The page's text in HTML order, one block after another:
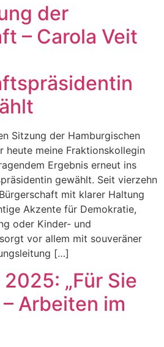
der
– Carola Veit
Sitzung der Hamburgischen
heute meine Fraktionskollegin
Ergebnis erneut ins
gewählt. Seit vierzehn
mit klarer Haltung
Akzente für Demokratie,
oder Kinder- und
vor allem mit souveräner
[…]
„Für Sie
Arbeiten im